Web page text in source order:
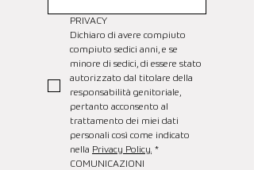
PRIVACY
Dichiaro di avere compiuto
compiuto sedici anni, e se
minore di sedici, di essere stato
autorizzato dal titolare della
responsabilità genitoriale,
pertanto acconsento al
trattamento dei miei dati
personali così come indicato
nella Privacy Policy. *
COMUNICAZIONI